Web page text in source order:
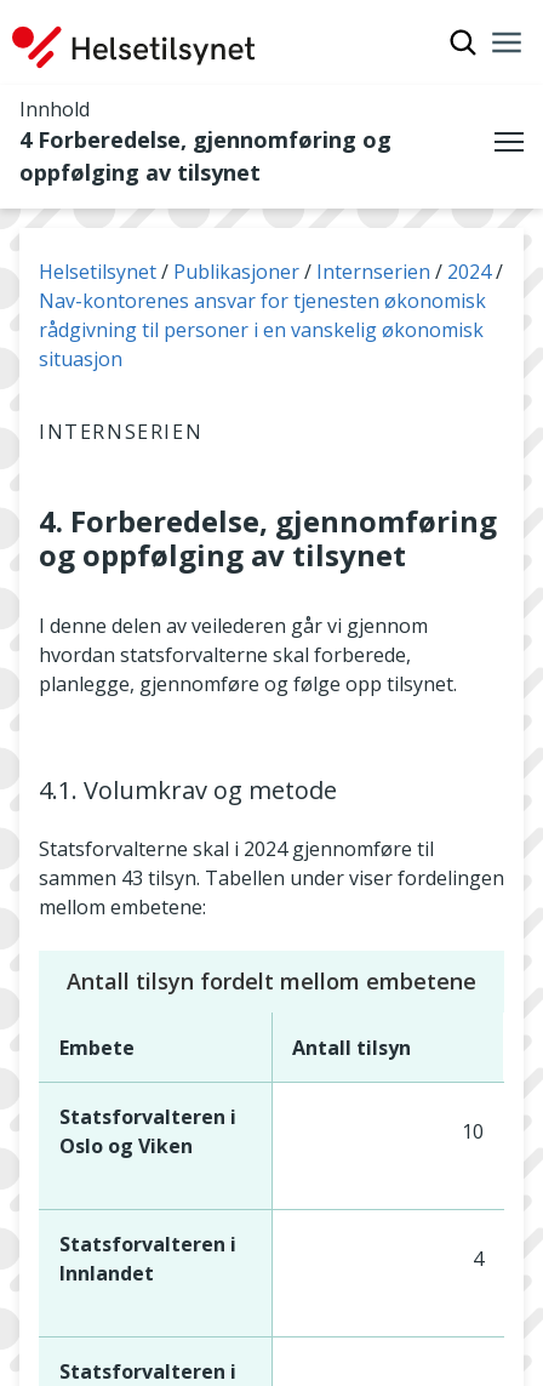
Innhold
4 Forberedelse, gjennomføring og
oppfølging av tilsynet
Du er her:
Helsetilsynet Publikasjoner Internserien
2024
Nav-kontorenes ansvar for tjenesten økonomisk
rådgivning til personer i en vanskelig økonomisk
situasjon
INTERNSERIEN
4. Forberedelse, gjennomføring
og oppfølging av tilsynet
I denne delen av veilederen går vi gjennom
hvordan statsforvalterne skal forberede,
planlegge, gjennomføre og følge opp tilsynet.
4.1. Volumkrav og metode
Statsforvalterne skal i 2024 gjennomføre til
sammen 43 tilsyn. Tabellen under viser fordelingen
mellom embetene:
Antall tilsyn fordelt mellom embetene
Embete Antall tilsyn
Statsforvalteren i
Oslo og Viken
10
Statsforvalteren i
Innlandet
4
Statsforvalteren i